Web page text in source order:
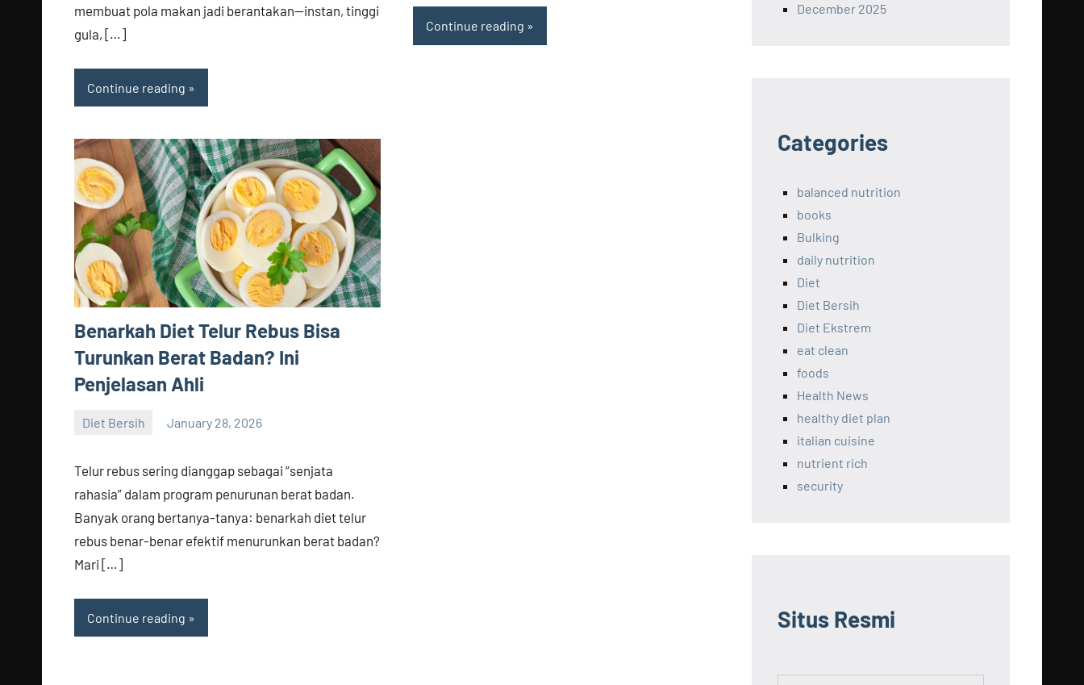
membuat pola makan jadi berantakan—instan, tinggi
gula, […]
Continue reading
Continue reading
Benarkah Diet Telur Rebus Bisa
Turunkan Berat Badan? Ini
Penjelasan Ahli
Diet Bersih January 28, 2026
Telur rebus sering dianggap sebagai “senjata
rahasia” dalam program penurunan berat badan.
Banyak orang bertanya-tanya: benarkah diet telur
rebus benar-benar efektif menurunkan berat badan?
Mari […]
Continue reading
December 2025
Categories
balanced nutrition
books
Bulking
daily nutrition
Diet
Diet Bersih
Diet Ekstrem
eat clean
foods
Health News
healthy diet plan
italian cuisine
nutrient rich
security
Situs Resmi